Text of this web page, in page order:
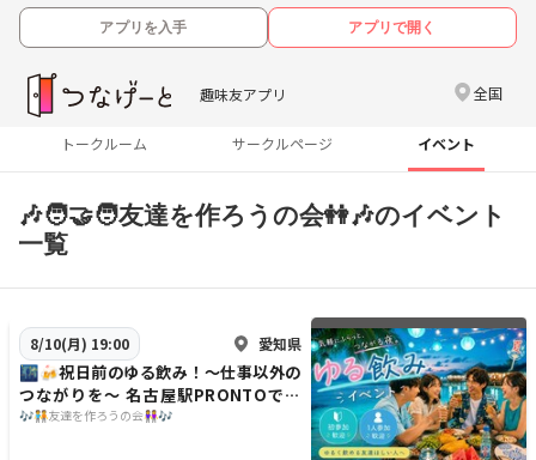
アプリを入手 アプリで開く
趣味友アプリ 全国
トークルーム サークルページ イベント
🎶🧑‍🤝‍🧑友達を作ろうの会👭🎶のイベント
一覧
8/10(月) 19:00 愛知県
🌃🍻祝日前のゆる飲み！〜仕事以外の
つながりを〜 名古屋駅PRONTOで乾
杯しようの会🍻🌃
🎶🧑‍🤝‍🧑友達を作ろうの会👭🎶